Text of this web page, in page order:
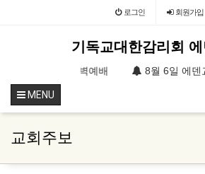
로그인 회원가입
기독교대한감리회 에
8월 6일 에덴교회 새벽예
MENU
교회주보